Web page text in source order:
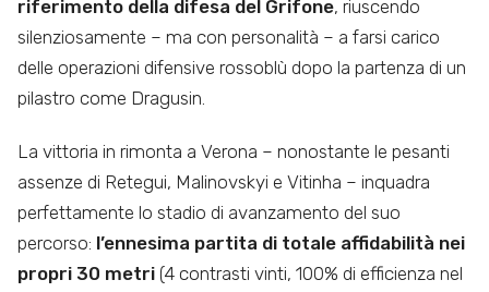
riferimento della difesa del Grifone, riuscendo
silenziosamente – ma con personalità – a farsi carico
delle operazioni difensive rossoblù dopo la partenza di un
pilastro come Dragusin.
La vittoria in rimonta a Verona – nonostante le pesanti
assenze di Retegui, Malinovskyi e Vitinha – inquadra
perfettamente lo stadio di avanzamento del suo
percorso: l’ennesima partita di totale affidabilità nei
propri 30 metri (4 contrasti vinti, 100% di efficienza nel